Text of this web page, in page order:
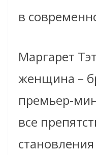
в
Маргарет
женщина –
премьер-
все